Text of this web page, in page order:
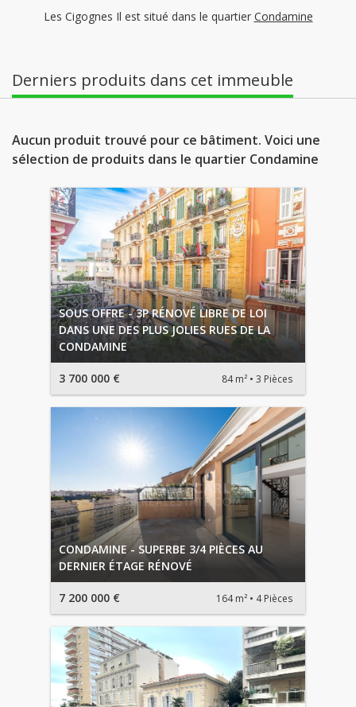
Les Cigognes Il est situé dans le quartier Condamine
Derniers produits dans cet immeuble
Aucun produit trouvé pour ce bâtiment. Voici une
sélection de produits dans le quartier Condamine
SOUS OFFRE - 3P RÉNOVÉ LIBRE DE LOI
DANS UNE DES PLUS JOLIES RUES DE LA
CONDAMINE
3 700 000 € 84 m² 3 Pièces
CONDAMINE - SUPERBE 3/4 PIÈCES AU
DERNIER ÉTAGE RÉNOVÉ
7 200 000 € 164 m² 4 Pièces